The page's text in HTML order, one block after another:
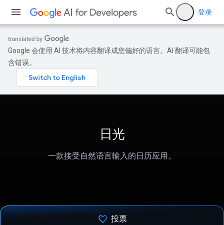
登录
Google 会使用 AI 技术将内容翻译成您偏好的语言。AI 翻译可能包
含错误。
日光
一款接受自然语言输入的日历应用。
投票